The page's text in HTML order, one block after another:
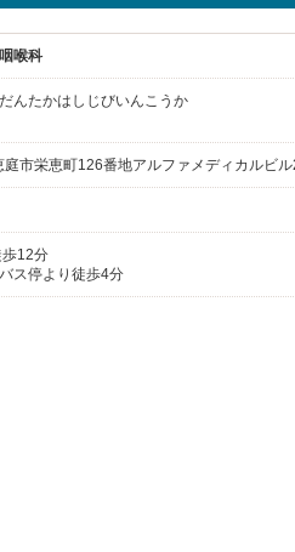
喉科
んたかはしじびいんこうか
市栄恵町126番地アルファメディカルビ
12分
ス停より徒歩4分